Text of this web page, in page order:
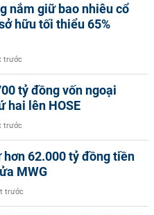
nắm giữ bao nhiêu cổ
hữu tối thiểu 65%
trước
tỷ đồng vốn ngoại
hai lên HOSE
trước
hơn 62.000 tỷ đồng tiền
MWG
trước